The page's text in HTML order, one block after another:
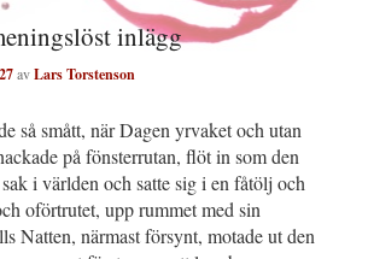
inlägg
avLars Torstenson
så smått, när Dagen yrvaket och utan
på fönsterrutan, flöt in som den
i världen och satte sig i en fåtölj och
oförtrutet, upp rummet med sin
Natten, närmast försynt, motade ut den